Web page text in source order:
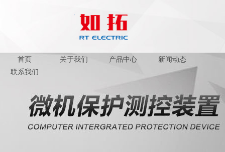
首页 关于我们 产品中心
新闻动态
联系我们